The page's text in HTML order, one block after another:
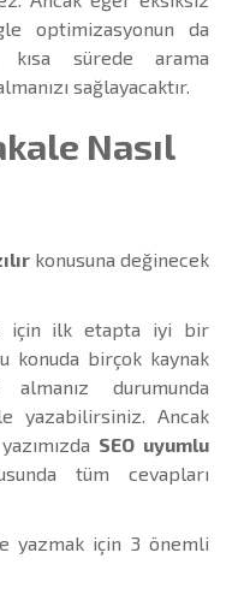
optimizasyonun da
kısa sürede arama
sağlayacaktır.
Nasıl
konusuna değinecek
için ilk etapta iyi bir
konuda birçok kaynak
durumunda
yazabilirsiniz. Ancak
SEO uyumlu
tüm cevapları
yazmak için 3 önemli